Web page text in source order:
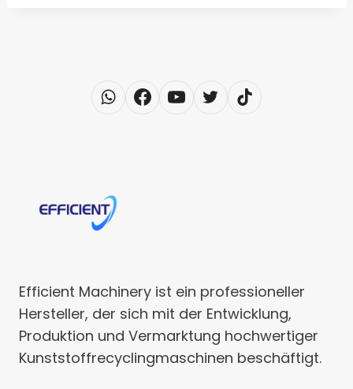
Efficient Machinery ist ein professioneller
Hersteller, der sich mit der Entwicklung,
Produktion und Vermarktung hochwertiger
Kunststoffrecyclingmaschinen beschäftigt.